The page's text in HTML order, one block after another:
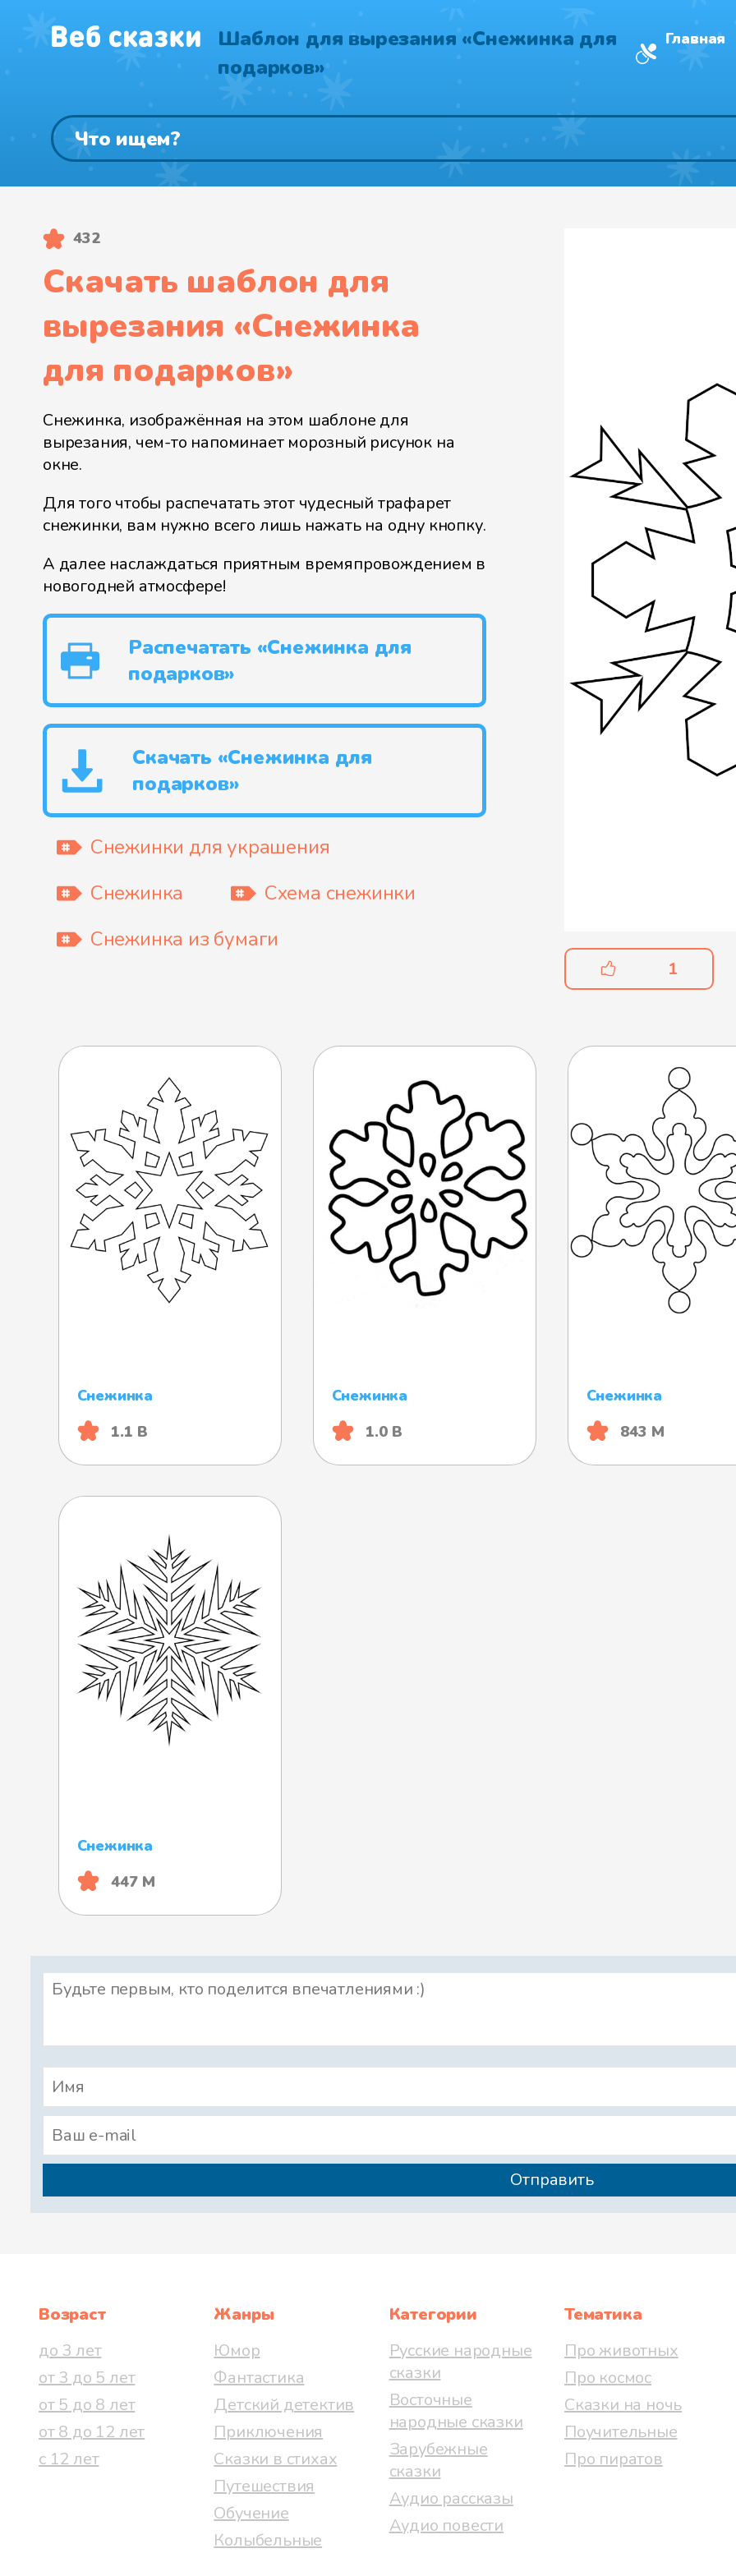
Шаблон для вырезания «Снежинка для
подарков»
Главная
1
432
Скачать шаблон для
вырезания «Снежинка
для подарков»
Снежинка, изображённая на этом шаблоне для
вырезания, чем-то напоминает морозный рисунок на
окне.
Для того чтобы распечатать этот чудесный трафарет
снежинки, вам нужно всего лишь нажать на одну кнопку.
А далее наслаждаться приятным времяпровождением в
новогодней атмосфере!
Распечатать «Снежинка для
подарков»
Скачать «Снежинка для
подарков»
Снежинки для украшения
Снежинка
Схема снежинки
Снежинка из бумаги
Снежинка
1.1 B
Снежинка
1.0 B
Снежинка
843 М
Снежинка
447 М
Возраст
до 3 лет
от 3 до 5 лет
от 5 до 8 лет
от 8 до 12 лет
с 12 лет
Жанры
Юмор
Фантастика
Детский детектив
Приключения
Сказки в стихах
Путешествия
Обучение
Колыбельные
Категории
Русские народные
сказки
Восточные
народные сказки
Зарубежные
сказки
Аудио рассказы
Аудио повести
Тематика
Про животных
Про космос
Сказки на ночь
Поучительные
Про пиратов